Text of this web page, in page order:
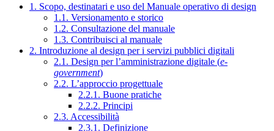
1. Scopo, destinatari e uso del Manuale operativo di design
1.1. Versionamento e storico
1.2. Consultazione del manuale
1.3. Contribuisci al manuale
2. Introduzione al design per i servizi pubblici digitali
2.1. Design per l’amministrazione digitale (e-
government)
2.2. L’approccio progettuale
2.2.1. Buone pratiche
2.2.2. Principi
2.3. Accessibilità
2.3.1. Definizione